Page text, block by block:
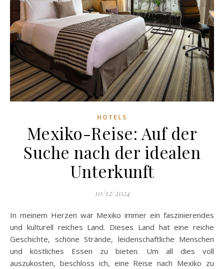
HOTELS
Mexiko-Reise: Auf der
Suche nach der idealen
Unterkunft
10/12/2024
In meinem Herzen war Mexiko immer ein faszinierendes
und kulturell reiches Land. Dieses Land hat eine reiche
Geschichte, schöne Strände, leidenschaftliche Menschen
und köstliches Essen zu bieten. Um all dies voll
auszukosten, beschloss ich, eine Reise nach Mexiko zu